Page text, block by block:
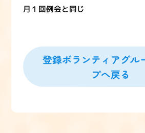
月１回例会と同じ
登録ボランティアグル
プへ戻る